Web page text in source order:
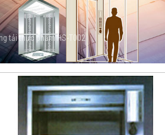
tải thực phẩm HS-T002